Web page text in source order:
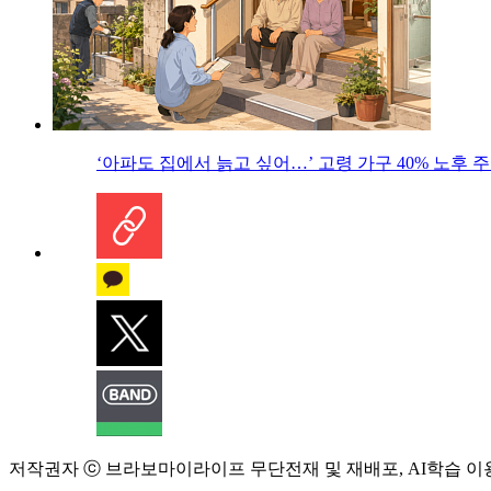
‘아파도 집에서 늙고 싶어…’ 고령 가구 40% 노후
저작권자 ⓒ 브라보마이라이프 무단전재 및 재배포, AI학습 이